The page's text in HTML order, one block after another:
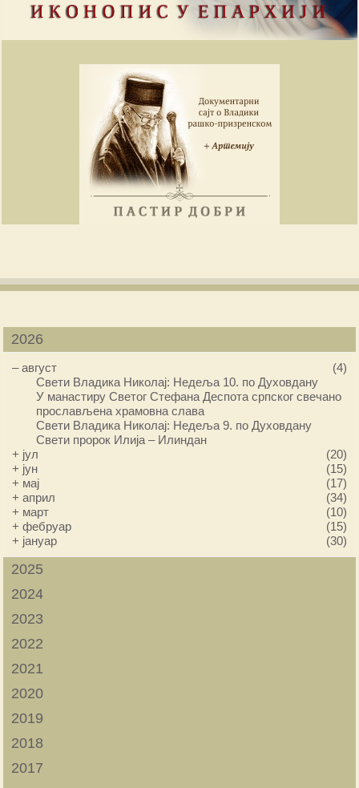
2026
–август
(4)
Свети Владика Николај: Недеља 10. по Духовдану
У манастиру Светог Стефана Деспота српског свечано
прослављена храмовна слава
Свети Владика Николај: Недеља 9. по Духовдану
Свети пророк Илија – Илиндан
+ јул
(20)
+ јун
(15)
+ мај
(17)
+април
(34)
+ март
(10)
+фебруар
(15)
+ јануар (30)
2025
2024
2023
2022
2021
2020
2019
2018
2017